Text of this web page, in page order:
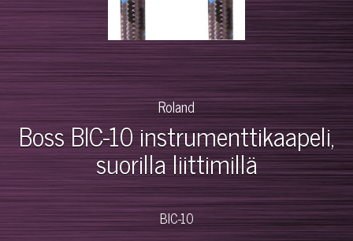
Roland
Boss BIC-10 instrumenttikaapeli,
suorilla liittimillä
BIC-10